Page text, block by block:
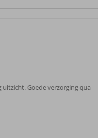
uitzicht. Goede verzorging qua